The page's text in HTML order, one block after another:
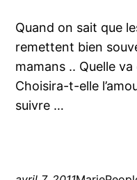
Quand on sait que
remettent bien
mamans .. Quelle
Choisira-t-elle
suivre …